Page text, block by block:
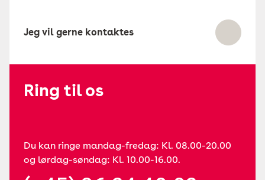
Jeg vil gerne kontaktes
Ring til os
Du kan ringe mandag-fredag: Kl. 08.00-20.00
og lørdag-søndag: Kl. 10.00-16.00.